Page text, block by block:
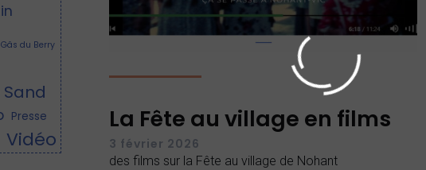
Gâs du Berry
Presse
Vidéo
La Fête au village en films
3 février 2026
des films sur la Fête au village de Nohant